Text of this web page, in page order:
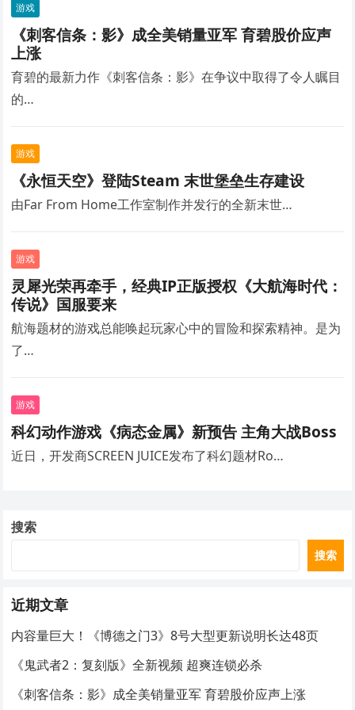
游戏
《刺客信条：影》成全美销量亚军 育碧股价应声
上涨
育碧的最新力作《刺客信条：影》在争议中取得了令人瞩目
的…
游戏
《永恒天空》登陆Steam 末世堡垒生存建设
由Far From Home工作室制作并发行的全新末世…
游戏
灵犀光荣再牵手，经典IP正版授权《大航海时代：
传说》国服要来
航海题材的游戏总能唤起玩家心中的冒险和探索精神。是为
了…
游戏
科幻动作游戏《病态金属》新预告 主角大战Boss
近日，开发商SCREEN JUICE发布了科幻题材Ro…
搜索
搜索
近期文章
内容量巨大！《博德之门3》8号大型更新说明长达48页
《鬼武者2：复刻版》全新视频 超爽连锁必杀
《刺客信条：影》成全美销量亚军 育碧股价应声上涨